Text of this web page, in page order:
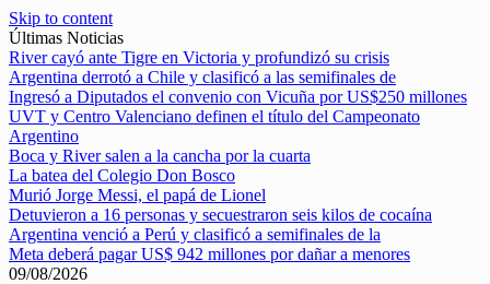
Skip to content
Últimas Noticias
River cayó ante Tigre en Victoria y profundizó su crisis
Argentina derrotó a Chile y clasificó a las semifinales de
Ingresó a Diputados el convenio con Vicuña por US$250 millones
UVT y Centro Valenciano definen el título del Campeonato
Argentino
Boca y River salen a la cancha por la cuarta
La batea del Colegio Don Bosco
Murió Jorge Messi, el papá de Lionel
Detuvieron a 16 personas y secuestraron seis kilos de cocaína
Argentina venció a Perú y clasificó a semifinales de la
Meta deberá pagar US$ 942 millones por dañar a menores
09/08/2026